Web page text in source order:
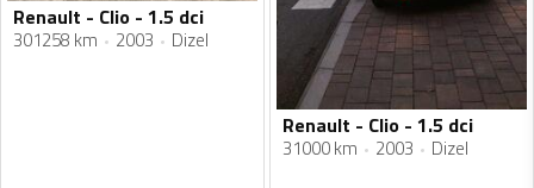
Renault - Clio - 1.5 dci
301258 km 2003 Dizel
Renault - Clio - 1.5 dci
31000 km 2003 Dizel